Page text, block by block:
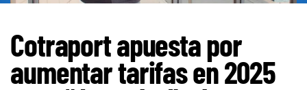
Cotraport apuesta por
aumentar tarifas en 2025